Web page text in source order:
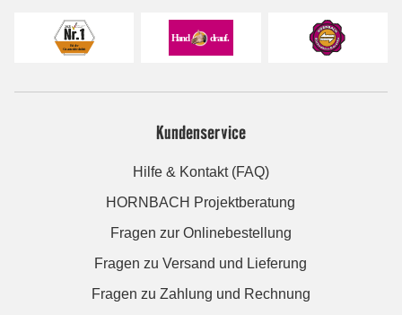
Kundenservice
Hilfe & Kontakt (FAQ)
HORNBACH Projektberatung
Fragen zur Onlinebestellung
Fragen zu Versand und Lieferung
Fragen zu Zahlung und Rechnung